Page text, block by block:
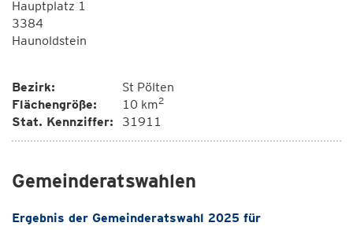
Hauptplatz 1
3384
Haunoldstein
Bezirk:
St Pölten
Flächengröße:
10 km2
Stat. Kennziffer: 31911
Gemeinderatswahlen
Ergebnis der Gemeinderatswahl 2025 für